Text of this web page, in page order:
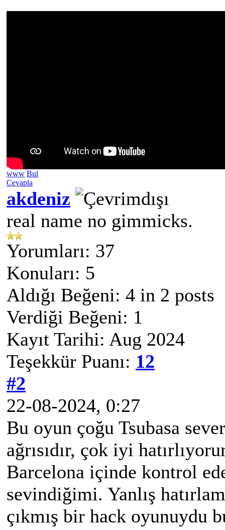
www Bul
Cevapla
akdeniz
real name no gimmicks.
Yorumları: 37
Konuları: 5
Aldığı Beğeni: 4 in 2 posts
Verdiği Beğeni: 1
Kayıt Tarihi: Aug 2024
Teşekkür Puanı: 12
#2
22-08-2024, 0:27
Bu oyun çoğu Tsubasa
ağrısıdır, çok iyi
Barcelona içinde kontrol
sevindiğimi. Yanlış
çıkmış bir hack oyunuydu